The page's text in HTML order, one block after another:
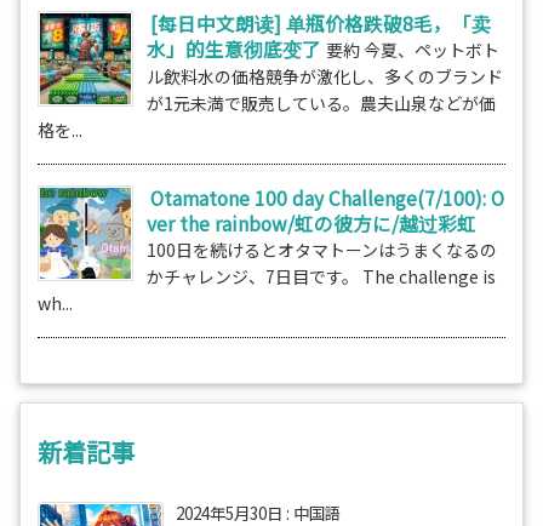
[每日中文朗读] 单瓶价格跌破8毛，「卖
水」的生意彻底变了 要約 今夏、ペットボト
ル飲料水の価格競争が激化し、多くのブランド
が1元未満で販売している。農夫山泉などが価
格を...
Otamatone 100 day Challenge(7/100): O
ver the rainbow/虹の彼方に/越过彩虹
100日を続けるとオタマトーンはうまくなるの
かチャレンジ、7日目です。 The challenge is
wh...
新着記事
2024年5月30日 : 中国語